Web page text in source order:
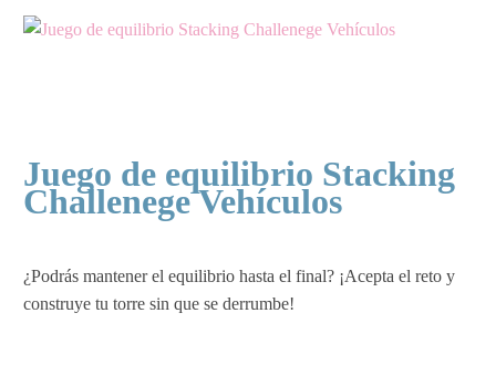
Juego de equilibrio Stacking
Challenege Vehículos
¿Podrás mantener el equilibrio hasta el final? ¡Acepta el reto y
construye tu torre sin que se derrumbe!